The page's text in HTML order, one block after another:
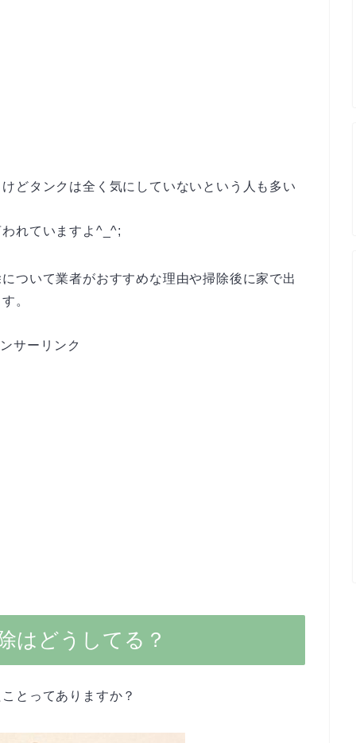
どタンクは全く気にしていないという人も多い
れていますよ^_^;
ついて業者がおすすめな理由や掃除後に家で出
。
サーリンク
はどうしてる？
とってありますか？